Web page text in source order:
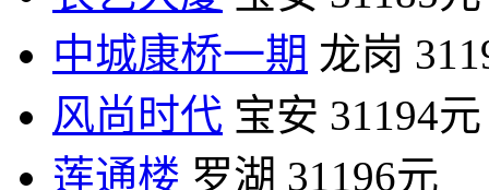
中城康桥一期 龙岗
风尚时代 宝安 31194元
莲通楼 罗湖 31196元